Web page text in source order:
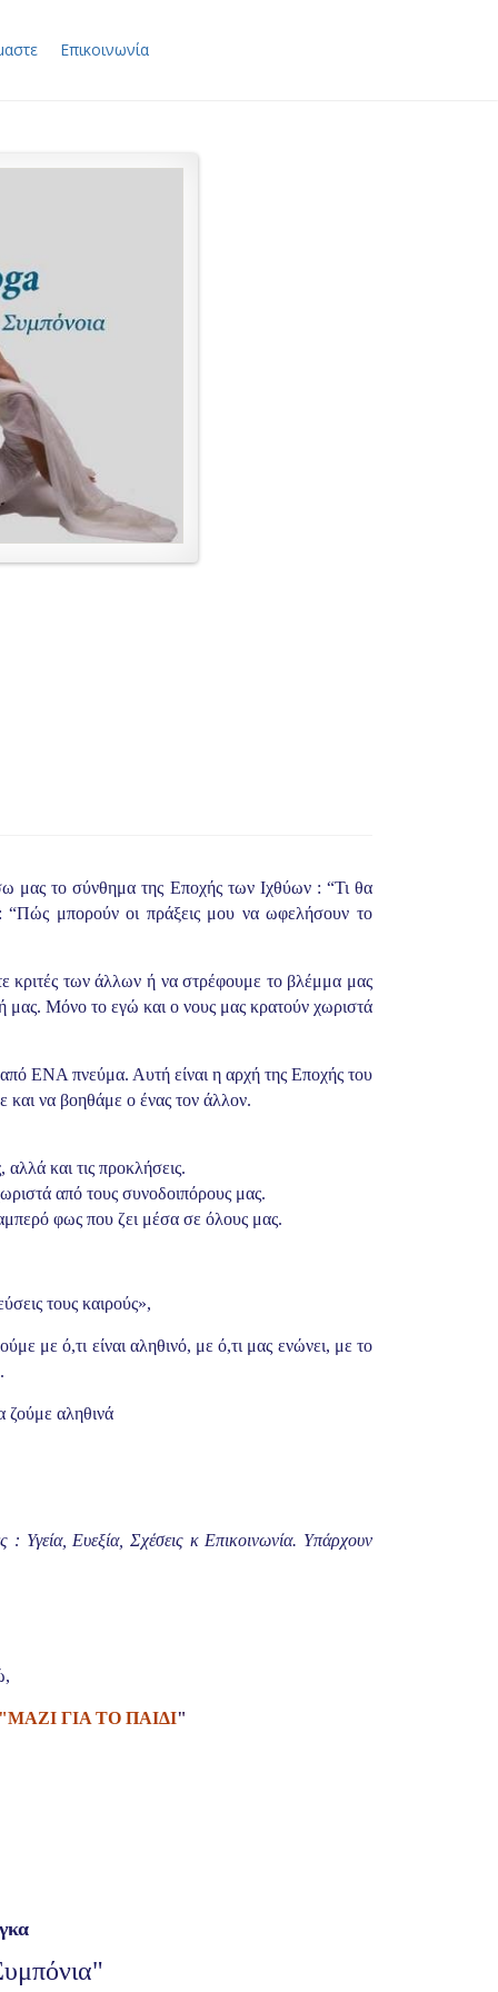
Επικοινωνία
μας το σύνθημα της Εποχής των Ιχθύων : “Τι θα
“Πώς μπορούν οι πράξεις μου να ωφελήσουν το
κριτές των άλλων ή να στρέφουμε το βλέμμα μας
μας. Μόνο το εγώ και ο νους μας κρατούν χωριστά
ΕΝΑ πνεύμα. Αυτή είναι η αρχή της Εποχής του
να βοηθάμε ο ένας τον άλλον.
και τις προκλήσεις.
από τους συνοδοιπόρους μας.
φως που ζει μέσα σε όλους μας.
τους καιρούς»,
με ό,τι είναι αληθινό, με ό,τι μας ενώνει, με το
ζούμε αληθινά
: Υγεία, Ευεξία, Σχέσεις κ Επικοινωνία. Υπάρχουν
"ΜΑΖΙ ΓΙΑ ΤΟ ΠΑΙΔΙ"